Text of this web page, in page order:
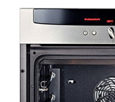
Backofens
Zubehörs